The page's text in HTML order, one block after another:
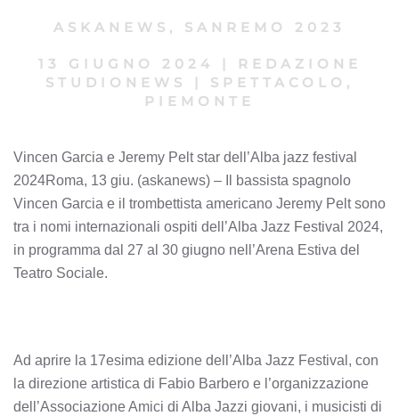
ASKANEWS , SANREMO 2023
13 GIUGNO 2024 |
REDAZIONE
STUDIONEWS
| SPETTACOLO,
PIEMONTE
Vincen Garcia e Jeremy Pelt star dell’Alba jazz festival
2024Roma, 13 giu. (askanews) – Il bassista spagnolo
Vincen Garcia e il trombettista americano Jeremy Pelt sono
tra i nomi internazionali ospiti dell’Alba Jazz Festival 2024,
in programma dal 27 al 30 giugno nell’Arena Estiva del
Teatro Sociale.
Ad aprire la 17esima edizione dell’Alba Jazz Festival, con
la direzione artistica di Fabio Barbero e l’organizzazione
dell’Associazione Amici di Alba Jazzi giovani, i musicisti di